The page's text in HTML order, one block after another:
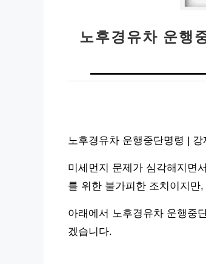
노후경유차 운행
노후경유차 운행중단명령 |
미세먼지 문제가 심각해지면
를 위한 불가피한 조치이지만
아래에서 노후경유차 운행중
겠습니다.